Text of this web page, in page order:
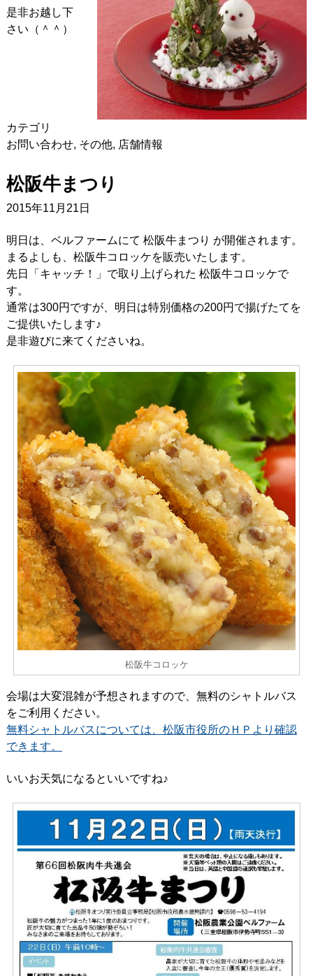
是非お越し下
さい（＾＾）
カテゴリ
お問い合わせ, その他, 店舗情報
松阪牛まつり
2015年11月21日
明日は、ベルファームにて 松阪牛まつり が開催されます。
まるよしも、松阪牛コロッケを販売いたします。
先日「キャッチ！」で取り上げられた 松阪牛コロッケで
す。
通常は300円ですが、明日は特別価格の200円で揚げたてを
ご提供いたします♪
是非遊びに来てくださいね。
松阪牛コロッケ
会場は大変混雑が予想されますので、無料のシャトルバス
をご利用ください。
無料シャトルバスについては、松阪市役所のＨＰより確認
できます。
いいお天気になるといいですね♪